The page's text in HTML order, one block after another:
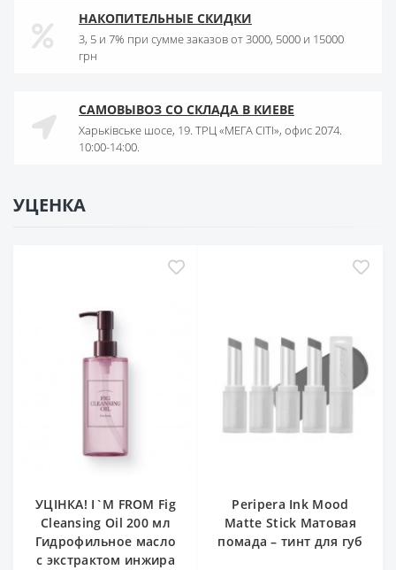
НАКОПИТЕЛЬНЫЕ СКИДКИ
3, 5 и 7% при сумме заказов от 3000, 5000 и 15000
грн
САМОВЫВОЗ СО СКЛАДА В КИЕВЕ
Харьківське шосе, 19. ТРЦ «МЕГА СІТІ», офис 2074.
10:00-14:00.
УЦЕНКА
УЦІНКА! I`M FROM Fig
Cleansing Oil 200 мл
Гидрофильное масло
с экстрактом инжира
Peripera Ink Mood
Matte Stick Матовая
помада – тинт для губ